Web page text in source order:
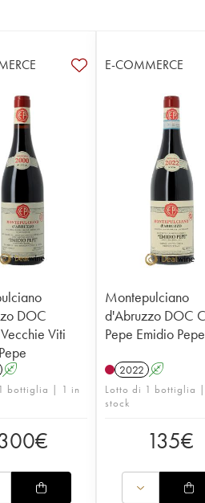
DOC
Viti
A
bottiglia | 1 in
€
E-COMMERCE
Montepulciano
d'Abruzzo DOC
Pepe Emidio Pepe
2022 A
Lotto di 1 bottiglia
stock
135€